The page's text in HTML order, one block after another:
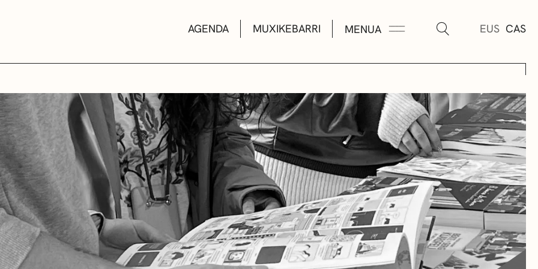
AGENDA MUXIKEBARRI MENUA EUS CAS
KULTUR ETXEAK
LIBURUTEGIAK
MUSIKA ESKOLA